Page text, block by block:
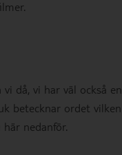
då, vi har väl också en
betecknar ordet vilken
nedanför.